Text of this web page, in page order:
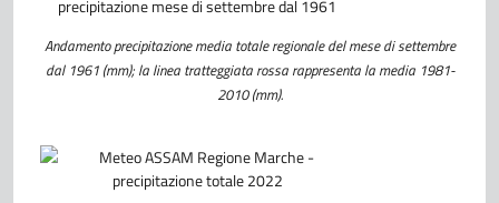
Andamento precipitazione media totale regionale del mese di settembre
dal 1961 (mm); la linea tratteggiata rossa rappresenta la media 1981-
2010 (mm).